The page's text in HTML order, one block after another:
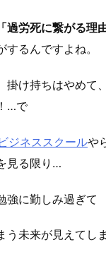
過労死に繋がる理
るんですよね。
掛け持ちはやめて
…で
ビジネススクールや
見る限り…
強に勤しみ過ぎて
う未来が見えてし